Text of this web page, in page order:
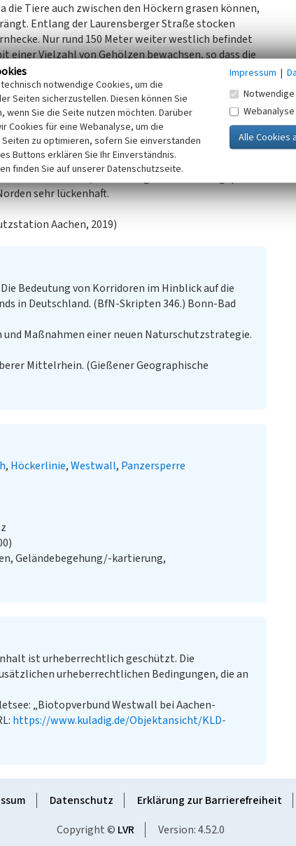
Tiere auch zwischen den Höckern grasen können,
Entlang der Laurensberger Straße stocken
Nur rund 150 Meter weiter westlich befindet
Vielzahl von Gehölzen bewachsen, so dass die
inmitten von Ackerflächen erscheint. Neben
Brombeere und Holunder. Beide Teilstücke sind
dann zunächst in südliche und anschließend
der Höckerlinie ist ebenfalls dicht bewachsen. Die
sehr lückenhaft.
Aachen, 2019)
Die Bedeutung von Korridoren im Hinblick auf die
in Deutschland. (BfN-Skripten 346.) Bonn-Bad
Maßnahmen einer neuen Naturschutzstrategie.
Mittelrhein. (Gießener Geographische
Höckerlinie Westwall Panzersperre
Geländebegehung/-kartierung,
ist urheberrechtlich geschützt. Die
urheberrechtlichen Bedingungen, die an
„Biotopverbund Westwall bei Aachen-
https://www.kuladig.de/Objektansicht/KLD-
Datenschutz Erklärung zur Barrierefreiheit
Copyright © LVR Version: 4.52.0
notwendige Cookies, um die
Seiten sicherzustellen. Diesen können Sie
wenn Sie die Seite nutzen möchten. Darüber
Cookies für eine Webanalyse, um die
zu optimieren, sofern Sie einverstanden
Buttons erklären Sie Ihr Einverständnis.
finden Sie auf unserer Datenschutzseite.
Impressum |
Webanalyse